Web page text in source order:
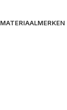
MATERIAALMERKEN